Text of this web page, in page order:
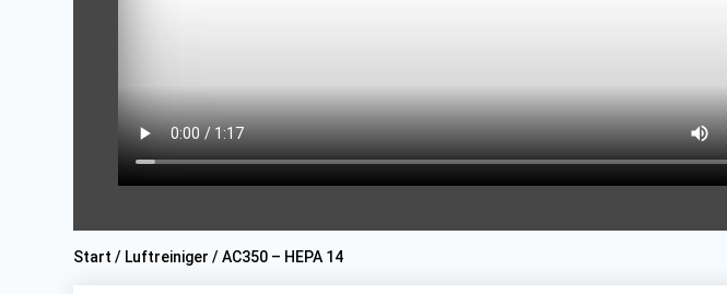
Start / Luftreiniger / AC350 – HEPA 14